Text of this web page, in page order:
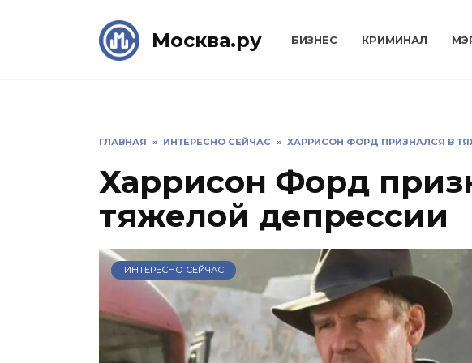
Москва.ру БИЗНЕС КРИМИНАЛ
ГЛАВНАЯ » ИНТЕРЕСНО СЕЙЧАС » ХАРРИСОН ФОРД ПРИЗНАЛСЯ В
Харрисон Форд
тяжелой депрессии
ИНТЕРЕСНО СЕЙЧАС